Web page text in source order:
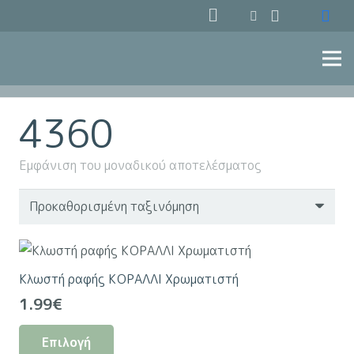
4360
Εμφάνιση του μοναδικού αποτελέσματος
Κλωστή ραφής ΚΟΡΑΛΛΙ Χρωματιστή
1.99€
Επιλογή